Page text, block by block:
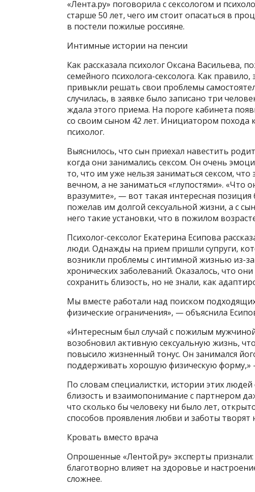
«Лента.ру» поговорила с сексологом и
старше 50 лет, чего им стоит опасаться в
в постели пожилые россияне.
Интимные истории на пенсии
Как рассказала психолог Оксана Васильева,
семейного психолога-сексолога. Как
привыкли решать свои проблемы
случилась, в заявке было записано три
ждала этого приема. На пороге кабинета
со своим сыном 42 лет. Инициатором похода
психолог.
Выяснилось, что сын приехал навестить
когда они занимались сексом. Он очень
то, что им уже нельзя заниматься сексом,
вечном, а не заниматься «глупостями». «Что
вразумите», — вот такая интересная
пожелав им долгой сексуальной жизни, а с
него такие установки, что в пожилом
Психолог-сексолог Екатерина Есипова
люди. Однажды на прием пришли супруги,
возникли проблемы с интимной жизнью из-
хронических заболеваний. Оказалось, что
сохранить близость, но не знали, как
Мы вместе работали над поиском
физические ограничения», — объяснила
«Интересным был случай с пожилым
возобновил активную сексуальную жизнь,
повысило жизненный тонус. Он занимался
поддерживать хорошую физическую форму,»
По словам специалистки, истории этих
близость и взаимопонимание с партнером
что сколько бы человеку ни было лет,
способов проявления любви и заботы творят
Кровать вместо врача
Опрошенные «Лентой.ру» эксперты
благотворно влияет на здоровье и
сложнее.